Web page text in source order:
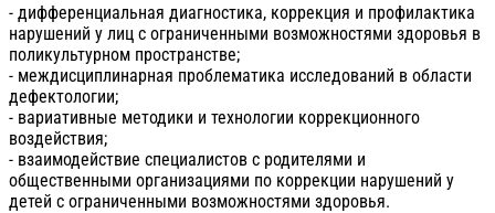
- дифференциальная диагностика, коррекция и профилактика
нарушений у лиц с ограниченными возможностями здоровья в
поликультурном пространстве;
- междисциплинарная проблематика исследований в области
дефектологии;
- вариативные методики и технологии коррекционного
воздействия;
- взаимодействие специалистов с родителями и
общественными организациями по коррекции нарушений у
детей с ограниченными возможностями здоровья.